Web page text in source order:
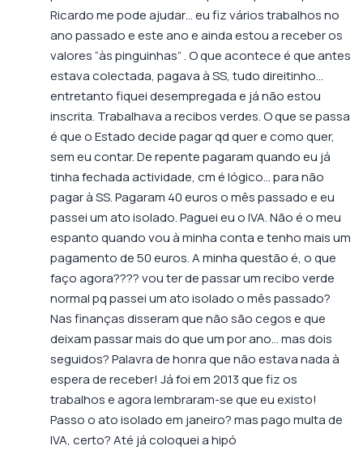
Ricardo me pode ajudar… eu fiz vários trabalhos no
ano passado e este ano e ainda estou a receber os
valores “às pinguinhas” . O que acontece é que antes
estava colectada, pagava à SS, tudo direitinho…
entretanto fiquei desempregada e já não estou
inscrita. Trabalhava a recibos verdes. O que se passa
é que o Estado decide pagar qd quer e como quer,
sem eu contar. De repente pagaram quando eu já
tinha fechada actividade, cm é lógico… para não
pagar à SS. Pagaram 40 euros o mês passado e eu
passei um ato isolado. Paguei eu o IVA. Não é o meu
espanto quando vou à minha conta e tenho mais um
pagamento de 50 euros. A minha questão é, o que
faço agora???? vou ter de passar um recibo verde
normal pq passei um ato isolado o mês passado?
Nas finanças disseram que não são cegos e que
deixam passar mais do que um por ano… mas dois
seguidos? Palavra de honra que não estava nada à
espera de receber! Já foi em 2013 que fiz os
trabalhos e agora lembraram-se que eu existo!
Passo o ato isolado em janeiro? mas pago multa de
IVA, certo? Até já coloquei a hipó